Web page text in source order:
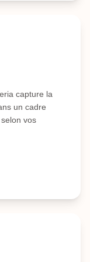
capture la
un cadre
vos